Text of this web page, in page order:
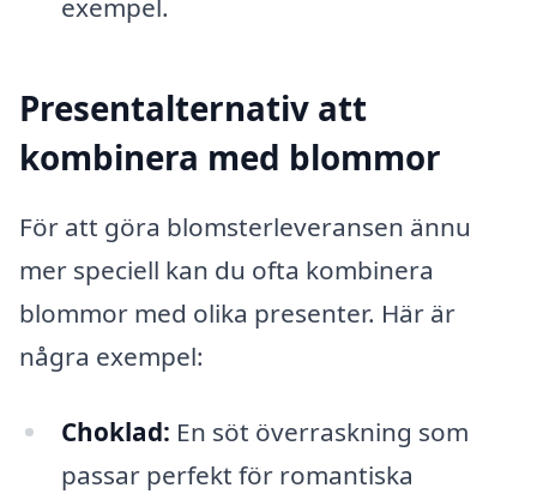
exempel.
Presentalternativ att
kombinera med blommor
För att göra blomsterleveransen ännu
mer speciell kan du ofta kombinera
blommor med olika presenter. Här är
några exempel:
Choklad: En söt överraskning som
passar perfekt för romantiska